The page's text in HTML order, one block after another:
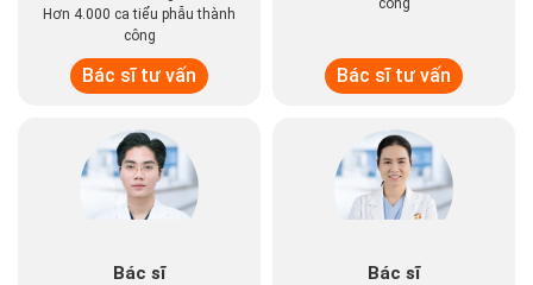
Hơn 4.000 ca tiểu phẫu thành
công
Bác sĩ tư vấn
công
Bác sĩ tư vấn
Bác sĩ Bác sĩ